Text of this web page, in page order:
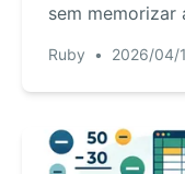
sem memorizar
Ruby • 2026/04/